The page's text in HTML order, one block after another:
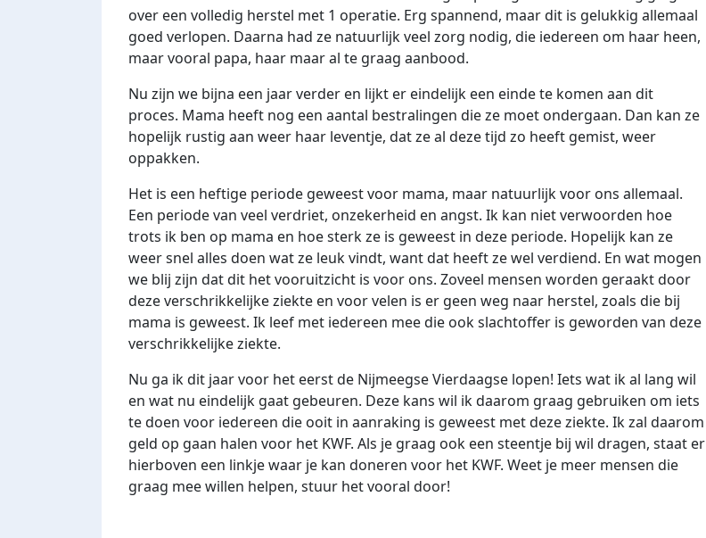
over een volledig herstel met 1 operatie. Erg spannend, maar dit is gelukkig allemaal
goed verlopen. Daarna had ze natuurlijk veel zorg nodig, die iedereen om haar heen,
maar vooral papa, haar maar al te graag aanbood.
Nu zijn we bijna een jaar verder en lijkt er eindelijk een einde te komen aan dit
proces. Mama heeft nog een aantal bestralingen die ze moet ondergaan. Dan kan ze
hopelijk rustig aan weer haar leventje, dat ze al deze tijd zo heeft gemist, weer
oppakken.
Het is een heftige periode geweest voor mama, maar natuurlijk voor ons allemaal.
Een periode van veel verdriet, onzekerheid en angst. Ik kan niet verwoorden hoe
trots ik ben op mama en hoe sterk ze is geweest in deze periode. Hopelijk kan ze
weer snel alles doen wat ze leuk vindt, want dat heeft ze wel verdiend. En wat mogen
we blij zijn dat dit het vooruitzicht is voor ons. Zoveel mensen worden geraakt door
deze verschrikkelijke ziekte en voor velen is er geen weg naar herstel, zoals die bij
mama is geweest. Ik leef met iedereen mee die ook slachtoffer is geworden van deze
verschrikkelijke ziekte.
Nu ga ik dit jaar voor het eerst de Nijmeegse Vierdaagse lopen! Iets wat ik al lang wil
en wat nu eindelijk gaat gebeuren. Deze kans wil ik daarom graag gebruiken om iets
te doen voor iedereen die ooit in aanraking is geweest met deze ziekte. Ik zal daarom
geld op gaan halen voor het KWF. Als je graag ook een steentje bij wil dragen, staat er
hierboven een linkje waar je kan doneren voor het KWF. Weet je meer mensen die
graag mee willen helpen, stuur het vooral door!